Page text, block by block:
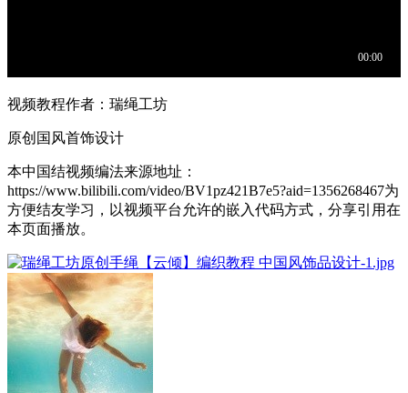
视频教程作者：瑞绳工坊
原创国风首饰设计
本中国结视频编法来源地址：
https://www.bilibili.com/video/BV1pz421B7e5?aid=1356268467为
方便结友学习，以视频平台允许的嵌入代码方式，分享引用在
本页面播放。